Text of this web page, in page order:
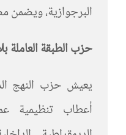
البرجوازية، ويضمن
حزب الطبقة العاملة
يعيش حزب النهج
أعطاب تنظيمية